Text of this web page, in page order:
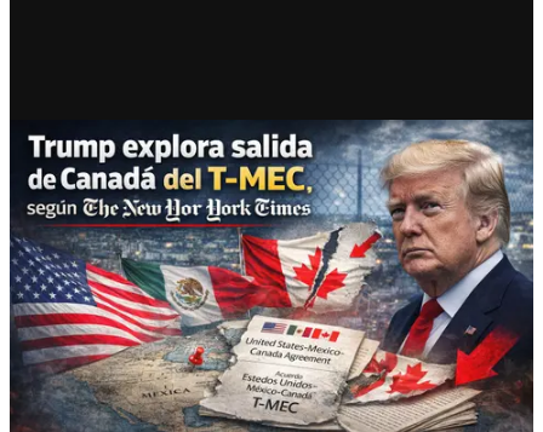
RECIENTE
Trump explora salida de
Canadá del acuerdo trilateral
con México, según The New
York Times